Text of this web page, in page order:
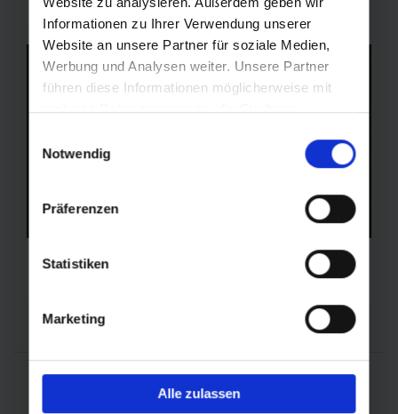
Informationen zu Ihrer Verwendung unserer
Website an unsere Partner für soziale Medien,
Werbung und Analysen weiter. Unsere Partner
führen diese Informationen möglicherweise mit
weiteren Daten zusammen, die Sie ihnen
Nutzung der Dienste gesammelt haben.
Notwendig
Präferenzen
Statistiken
Marketing
Alle zulassen
2.005m
MONDI Almen Bad Gastein